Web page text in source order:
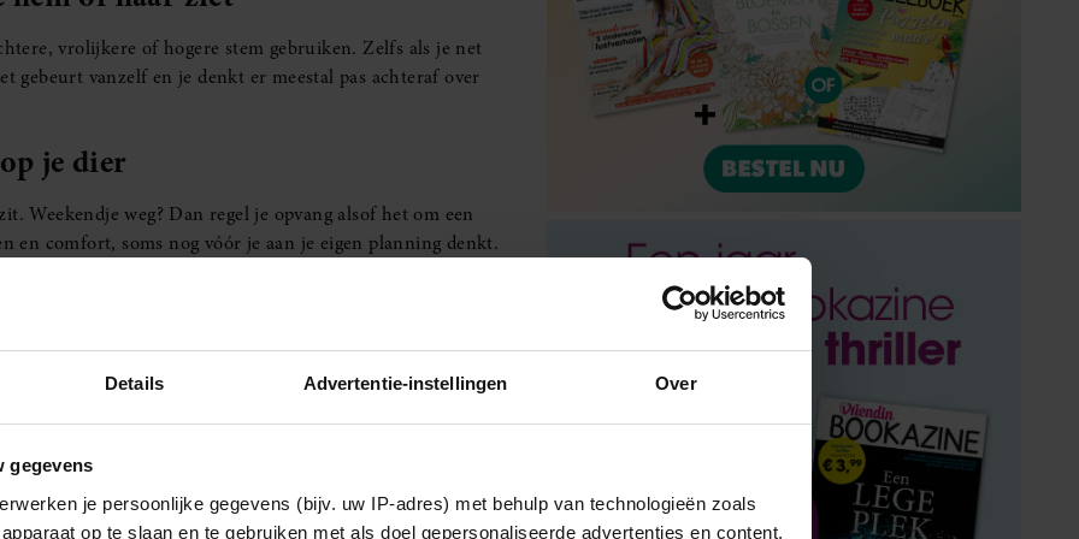
Details Advertentie-instellingen Over
gegevens
je persoonlijke gegevens (bijv. uw IP-adres) met behulp van technologieën zoals
op te slaan en te gebruiken met als doel gepersonaliseerde advertenties en content,
vrolijkere of hogere stem gebruiken. Zelfs als je net
gebeurt vanzelf en je denkt er meestal pas achteraf over
je dier
Weekendje weg? Dan regel je opvang alsof het om een
en comfort, soms nog vóór je aan je eigen planning denkt.
of een afwijkend geluid kan al genoeg zijn om je alert te
meteen opmerkt, en dat zorgt soms voor extra bezorgdheid.
huisdier
als je dier er niet is. Het is niet alleen stilte, maar ook het
pas hoe sterk die band is als hun dier er even niet is.